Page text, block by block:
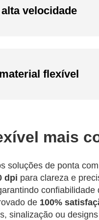
velocidade
flexível
mais
soluções de ponta com
dpi para clareza e
de 100%
sinalização ou